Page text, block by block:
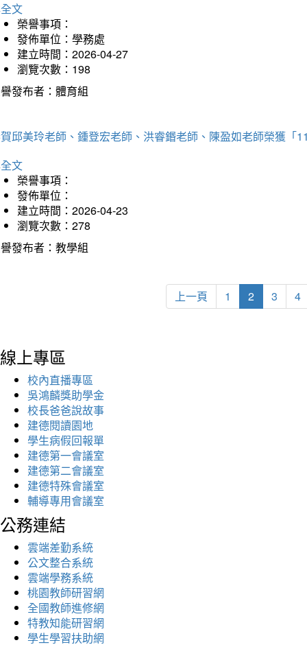
文
榮譽事項：
發佈單位：學務處
建立時間：2026-04-27
瀏覽次數：198
發布者：體育組
邱美玲老師、鍾登宏老師、洪睿鍲老師、陳盈如老師榮獲「
文
榮譽事項：
發佈單位：
建立時間：2026-04-23
瀏覽次數：278
發布者：教學組
上一頁 1 2 3 4
線上專區
校內直播專區
吳鴻麟獎助學金
校長爸爸說故事
建德閱讀園地
學生病假回報單
建德第一會議室
建德第二會議室
建德特殊會議室
輔導專用會議室
公務連結
雲端差勤系統
公文整合系統
雲端學務系統
桃園教師研習網
全國教師進修網
特教知能研習網
學生學習扶助網